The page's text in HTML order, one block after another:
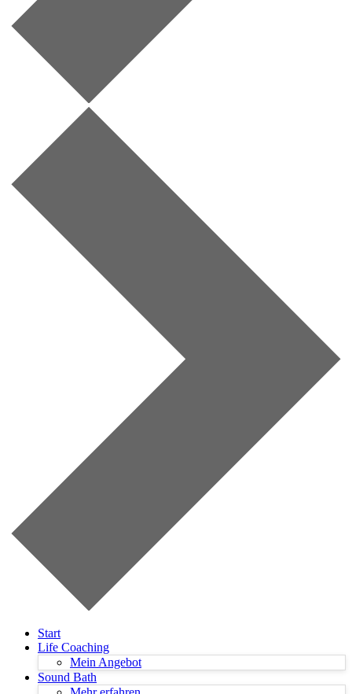
Start
Life Coaching
Mein Angebot
Sound Bath